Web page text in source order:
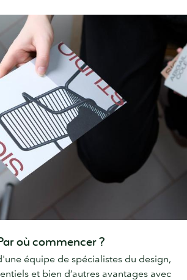
où commencer ?
équipe de spécialistes du design,
et bien d’autres avantages avec